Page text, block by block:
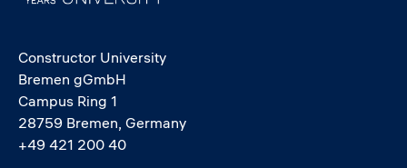
Constructor University
Bremen gGmbH
Campus Ring 1
28759 Bremen, Germany
+49 421 200 40